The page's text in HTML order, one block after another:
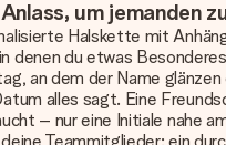
um jemanden
Halskette mit
denen du etwas
an dem der Name
alles sagt. Eine
– nur eine Initiale nahe